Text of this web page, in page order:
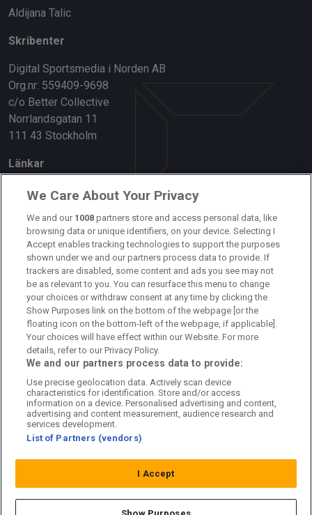
Aldijana Talic
Skribenter
Digital Sportsmedia i Norden AB
Org.nr: 559409-9698
c/o Better Collective
Norrlandsgatan 11
111 43 Stockholm
Länkar
Om oss
Kontakta oss
Kundtjänst
Sponsor: Rekatochklart
Annonsera på Fotbolldirekt
Redaktionell policy
Personuppgiftspolicy
Cookiepolicy
Arkiv
We Care About Your Privacy
We and our 1008 partners store and access personal data, like
browsing data or unique identifiers, on your device. Selecting I
Accept enables tracking technologies to support the purposes
shown under we and our partners process data to provide. If
trackers are disabled, some content and ads you see may not
be as relevant to you. You can resurface this menu to change
your choices or withdraw consent at any time by clicking the
Show Purposes link on the bottom of the webpage [or the
floating icon on the bottom-left of the webpage, if applicable].
Your choices will have effect within our Website. For more
details, refer to our Privacy Policy.
We and our partners process data to provide:
Use precise geolocation data. Actively scan device
characteristics for identification. Store and/or access
information on a device. Personalised advertising and content,
advertising and content measurement, audience research and
services development.
List of Partners (vendors)
I Accept